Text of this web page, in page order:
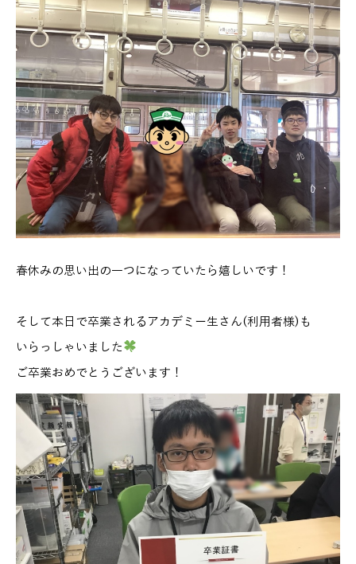
春休みの思い出の一つになっていたら嬉しいです！
そして本日で卒業されるアカデミー生さん(利用者様)も
いらっしゃいました
ご卒業おめでとうございます！